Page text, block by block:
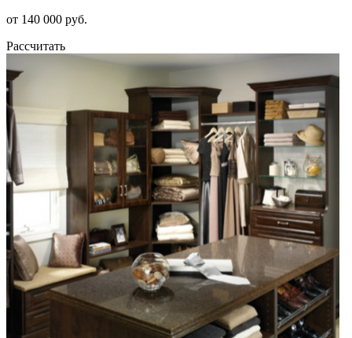
от 140 000 руб.
Рассчитать